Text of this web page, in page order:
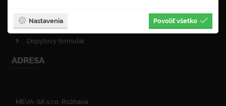
ISO certifikáty
Zelená linka
Dopytový formulár
ADRESA
MEVA-SK s.r.o. Rožňava
Nastavenia Povoliť všetko